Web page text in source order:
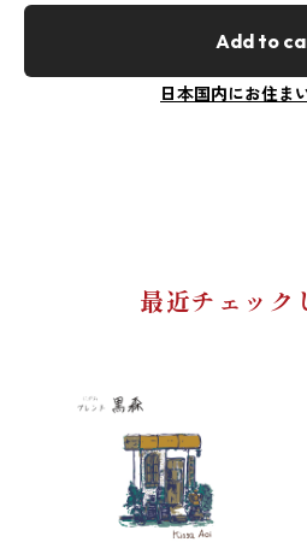
Add to
日本国内にお住ま
最近チェック